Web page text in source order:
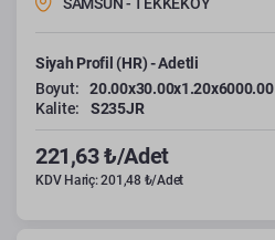
Siyah Profil (HR) - Adetli
Boyut:
20.00x30.00x1.20x6000.00
Kalite:
S235JR
221,63 ₺/Adet
KDV Hariç: 201,48 ₺/Adet